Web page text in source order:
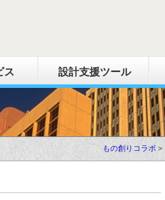
ス 設計支援ツール
もの創りコラボ >